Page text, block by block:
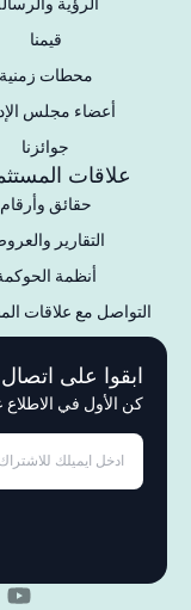
قيمنا
محطات زمنية
أعضاء مجلس
جوائزنا
علاقات
حقائق وأرقام
التقارير
أنظمة
التواصل مع علاقات
ابقوا على اتصال
كن الأول في الاطلاع